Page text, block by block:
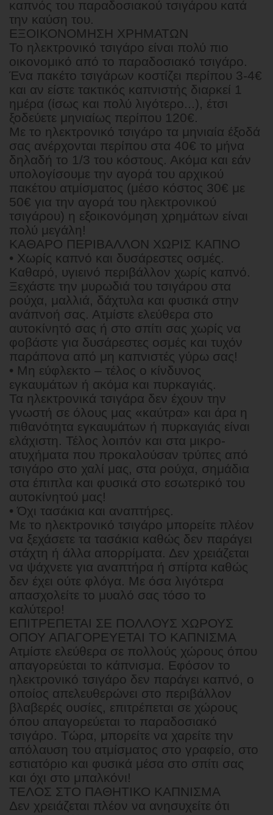
καπνός του παραδοσιακού τσιγάρου κατά
την καύση του.
ΕΞΟΙΚΟΝΟΜΗΣΗ ΧΡΗΜΑΤΩΝ
Το ηλεκτρονικό τσιγάρο είναι πολύ πιο
οικονομικό από το παραδοσιακό τσιγάρο.
Ένα πακέτο τσιγάρων κοστίζει περίπου 3-4€
και αν είστε τακτικός καπνιστής διαρκεί 1
ημέρα (ίσως και πολύ λιγότερο...), έτσι
ξοδεύετε μηνιαίως περίπου 120€.
Με το ηλεκτρονικό τσιγάρο τα μηνιαία έξοδά
σας ανέρχονται περίπου στα 40€ το μήνα
δηλαδή το 1/3 του κόστους. Ακόμα και εάν
υπολογίσουμε την αγορά του αρχικού
πακέτου ατμίσματος (μέσο κόστος 30€ με
50€ για την αγορά του ηλεκτρονικού
τσιγάρου) η εξοικονόμηση χρημάτων είναι
πολύ μεγάλη!
ΚΑΘΑΡΟ ΠΕΡΙΒΑΛΛΟΝ ΧΩΡΙΣ ΚΑΠΝΟ
• Χωρίς καπνό και δυσάρεστες οσμές.
Καθαρό, υγιεινό περιβάλλον χωρίς καπνό.
Ξεχάστε την μυρωδιά του τσιγάρου στα
ρούχα, μαλλιά, δάχτυλα και φυσικά στην
ανάπνοή σας. Ατμίστε ελεύθερα στο
αυτοκίνητό σας ή στο σπίτι σας χωρίς να
φοβάστε για δυσάρεστες οσμές και τυχόν
παράπονα από μη καπνιστές γύρω σας!
• Μη εύφλεκτο – τέλος ο κίνδυνος
εγκαυμάτων ή ακόμα και πυρκαγιάς.
Τα ηλεκτρονικά τσιγάρα δεν έχουν την
γνωστή σε όλους μας «καύτρα» και άρα η
πιθανότητα εγκαυμάτων ή πυρκαγιάς είναι
ελάχιστη. Τέλος λοιπόν και στα μικρο-
ατυχήματα που προκαλούσαν τρύπες από
τσιγάρο στο χαλί μας, στα ρούχα, σημάδια
στα έπιπλα και φυσικά στο εσωτερικό του
αυτοκίνητού μας!
• Όχι τασάκια και αναπτήρες.
Mε το ηλεκτρονικό τσιγάρο μπορείτε πλέον
να ξεχάσετε τα τασάκια καθώς δεν παράγει
στάχτη ή άλλα απορρίματα. Δεν χρειάζεται
να ψάχνετε για αναπτήρα ή σπίρτα καθώς
δεν έχει ούτε φλόγα. Με όσα λιγότερα
απασχολείτε το μυαλό σας τόσο το
καλύτερο!
ΕΠΙΤΡΕΠΕΤΑΙ ΣΕ ΠΟΛΛΟΥΣ ΧΩΡΟΥΣ
ΟΠΟΥ ΑΠΑΓΟΡΕΥΕΤΑΙ ΤΟ ΚΑΠΝΙΣΜΑ
Ατμίστε ελεύθερα σε πολλούς χώρους όπου
απαγορεύεται το κάπνισμα. Εφόσον το
ηλεκτρονικό τσιγάρο δεν παράγει καπνό, ο
οποίος απελευθερώνει στο περιβάλλον
βλαβερές ουσίες, επιτρέπεται σε χώρους
όπου απαγορεύεται το παραδοσιακό
τσιγάρο. Τώρα, μπορείτε να χαρείτε την
απόλαυση του ατμίσματος στο γραφείο, στο
εστιατόριο και φυσικά μέσα στο σπίτι σας
και όχι στο μπαλκόνι!
ΤΕΛΟΣ ΣΤΟ ΠΑΘΗΤΙΚΟ ΚΑΠΝΙΣΜΑ
Δεν χρειάζεται πλέον να ανησυχείτε ότι